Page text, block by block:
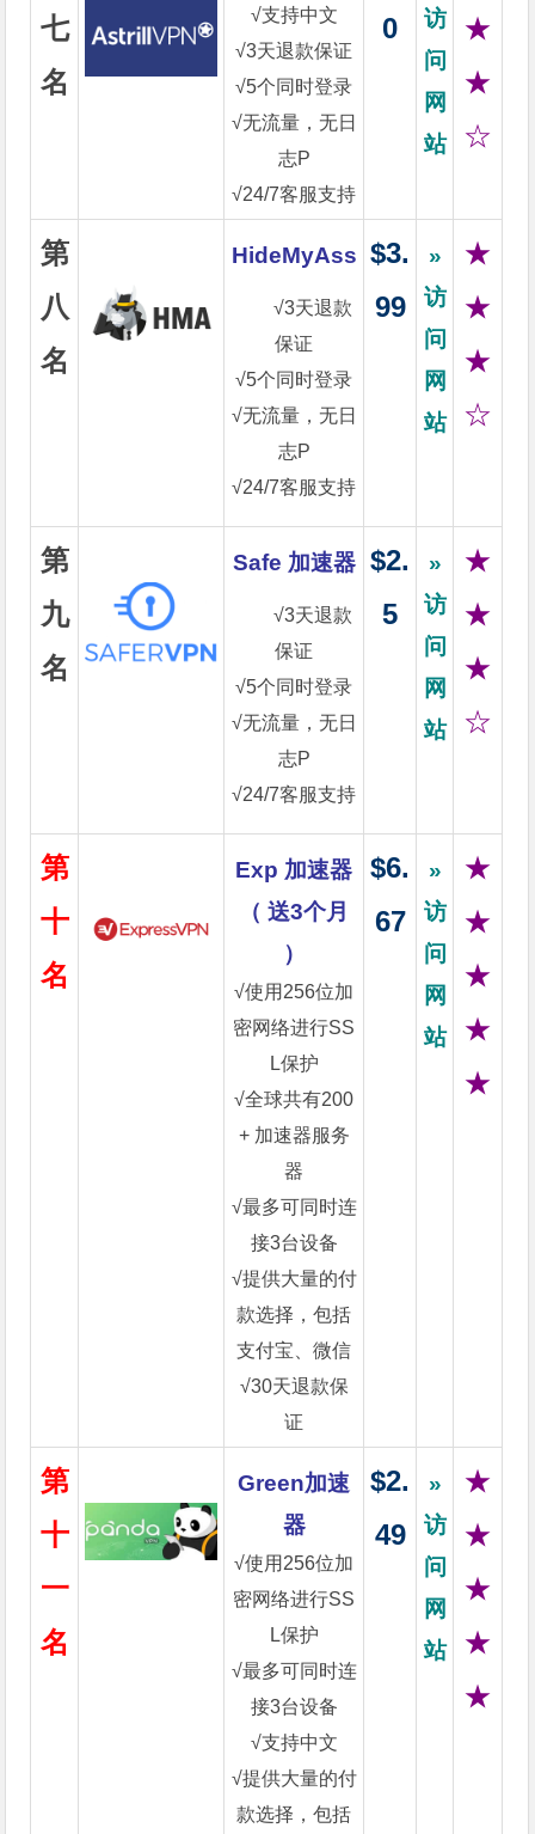
七
名
√支持中文
√3天退款保证
√5个同时登录
√无流量，无日
志P
√24/7客服支持
0
访
问
网
站
★
★
☆
第
八
名
HideMyAss
√3天退款
保证
√5个同时登录
√无流量，无日
志P
√24/7客服支持
$3.
99
»
访
问
网
站
★
★
★
☆
第
九
名
Safe 加速器
√3天退款
保证
√5个同时登录
√无流量，无日
志P
√24/7客服支持
$2.
5
»
访
问
网
站
★
★
★
☆
第
十
名
Exp 加速器
（ 送3个月
）
√使用256位加
密网络进行SS
L保护
√全球共有200
+ 加速器服务
器
√最多可同时连
接3台设备
√提供大量的付
款选择，包括
支付宝、微信
√30天退款保
证
$6.
67
»
访
问
网
站
★
★
★
★
★
第
十
一
名
Green加速
器
√使用256位加
密网络进行SS
L保护
√最多可同时连
接3台设备
√支持中文
√提供大量的付
款选择，包括
$2.
49
»
访
问
网
站
★
★
★
★
★